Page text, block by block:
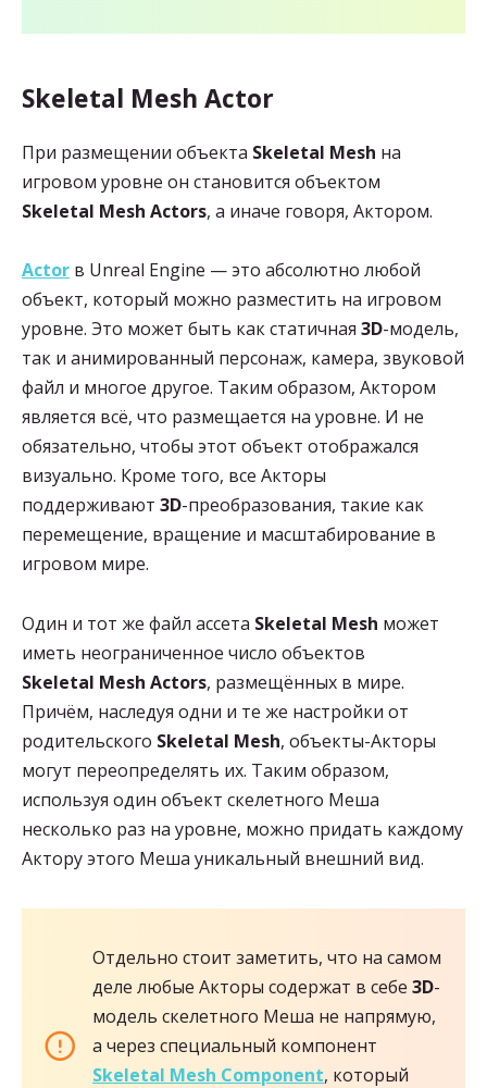
Skeletal Mesh Actor
При размещении объекта Skeletal Mesh на
игровом уровне он становится объектом
Skeletal Mesh Actors, а иначе говоря, Актором.
Actor в Unreal Engine — это абсолютно любой
объект, который можно разместить на игровом
уровне. Это может быть как статичная 3D-модель,
так и анимированный персонаж, камера, звуковой
файл и многое другое. Таким образом, Актором
является всё, что размещается на уровне. И не
обязательно, чтобы этот объект отображался
визуально. Кроме того, все Акторы
поддерживают 3D-преобразования, такие как
перемещение, вращение и масштабирование в
игровом мире.
Один и тот же файл ассета Skeletal Mesh может
иметь неограниченное число объектов
Skeletal Mesh Actors, размещённых в мире.
Причём, наследуя одни и те же настройки от
родительского Skeletal Mesh, объекты-Акторы
могут переопределять их. Таким образом,
используя один объект скелетного Меша
несколько раз на уровне, можно придать каждому
Актору этого Меша уникальный внешний вид.
Отдельно стоит заметить, что на самом
деле любые Акторы содержат в себе 3D-
модель скелетного Меша не напрямую,
а через специальный компонент
Skeletal Mesh Component, который